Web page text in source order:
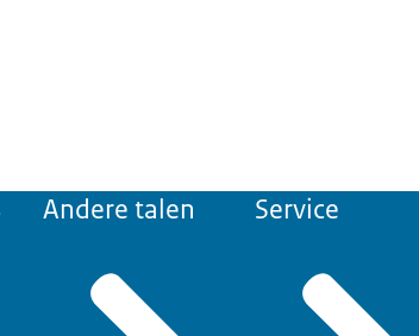
Andere talen Service